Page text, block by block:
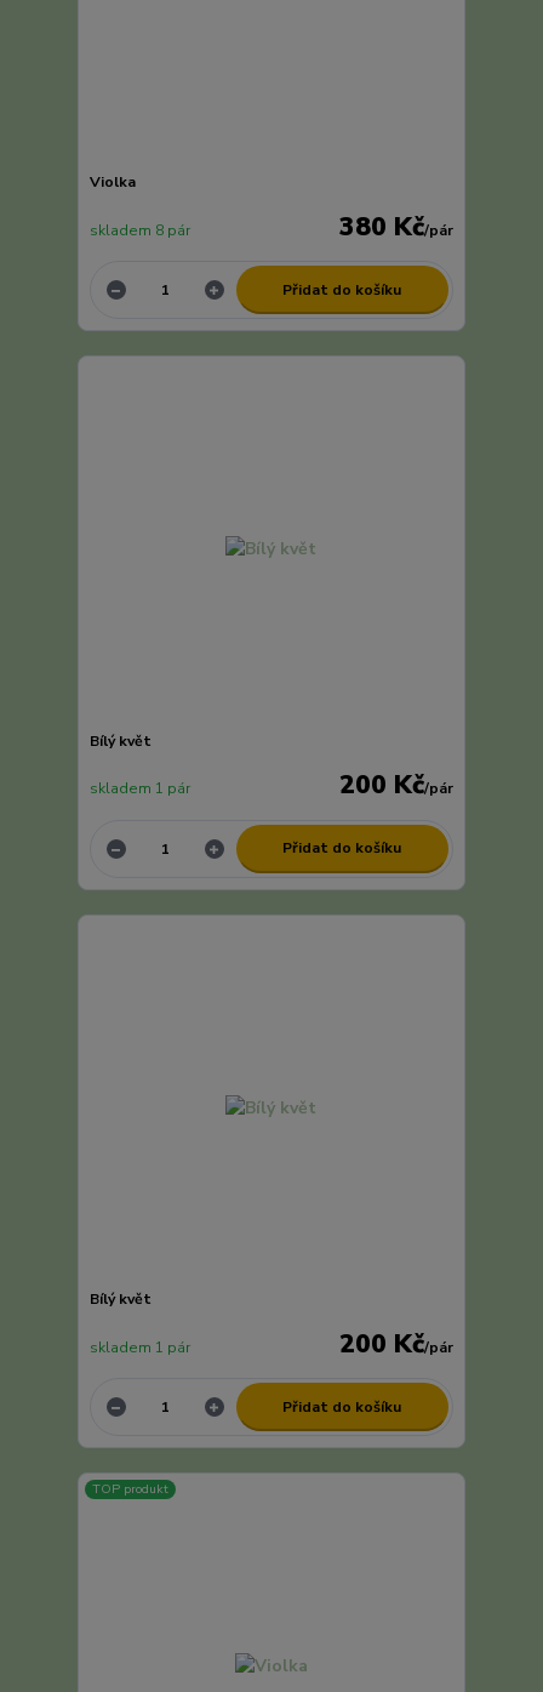
Violka
380 Kč/pár
skladem 8 pár
Přidat do košíku
Bílý květ
200 Kč/pár
skladem 1 pár
Přidat do košíku
Bílý květ
200 Kč/pár
skladem 1 pár
Přidat do košíku
TOP produkt